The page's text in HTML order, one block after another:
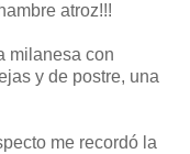
atroz!!!
milanesa con
y de postre, una
me recordó la